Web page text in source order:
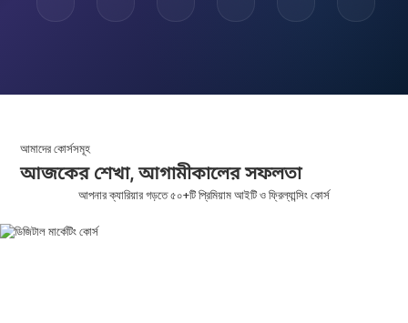
আমাদের কোর্সসমূহ
আজকের শেখা,আগামীকালের সফলতা
আপনার ক্যারিয়ার গড়তে ৫০+টি প্রিমিয়াম আইটি ও ফ্রিল্যান্সিং কোর্স